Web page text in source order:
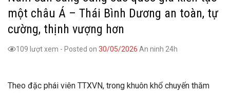
một châu Á – Thái Bình Dương an toàn, tự
cường, thịnh vượng hơn
109 lượt xem - Posted on 30/05/2026 An ninh 24h
Theo đặc phái viên TTXVN, trong khuôn khổ chuyến thăm